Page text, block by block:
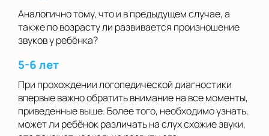
Аналогично тому, что и в предыдущем случае, а
также по возрасту ли развивается произношение
звуков у ребёнка?
5-6 лет
При прохождении логопедической диагностики
впервые важно обратить внимание на все моменты,
приведенные выше. Более того, необходимо узнать,
может ли ребёнок различать на слух схожие звуки,